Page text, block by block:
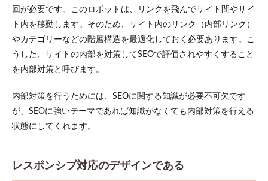
回が必要です。このロボットは、リンクを飛んでサイト間やサイ
ト内を移動します。そのため、サイト内のリンク（内部リンク）
やカテゴリーなどの階層構造を最適化しておく必要あります。こ
うした、サイトの内部を対策してSEOで評価されやすくすること
を内部対策と呼びます。
内部対策を行うためには、SEOに関する知識が必要不可欠です
が、SEOに強いテーマであれば知識がなくても内部対策を行える
状態にしてくれます。
レスポンシブ対応のデザインである